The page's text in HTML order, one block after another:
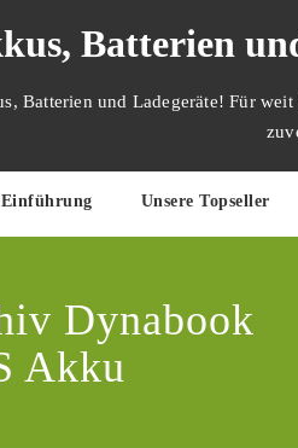
Batterien
Batterien und Ladegeräte! Für
Unsere Topseller
Dynabook
Akku